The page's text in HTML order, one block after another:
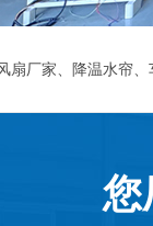
扇厂家、降温水帘
您